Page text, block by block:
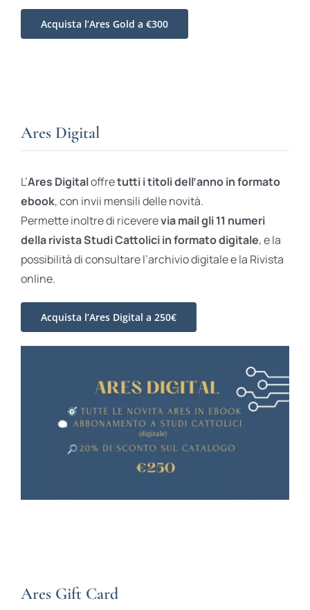
Acquista l’Ares Gold a €300
Ares Digital
L’Ares Digitaloffretutti i titoli dell’anno in formato
ebook, con invii mensili delle novità.
Permette inoltre di riceverevia mail gli 11 numeri
della rivista Studi Cattolici in formato digitale, e la
possibilità di consultare l’archivio digitale e la Rivista
online.
Acquista l’Ares Digital a 250€
Ares Gift Card